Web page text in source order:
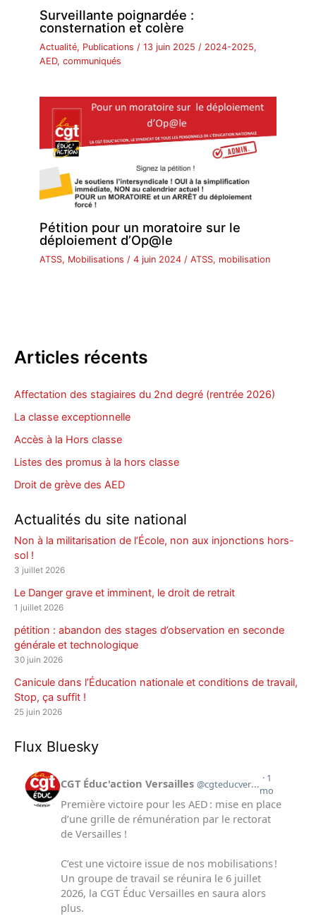
Surveillante poignardée :
consternation et colère
Actualité, Publications /13 juin 2025/ 2024-2025,
AED,communiqués
Pétition pour un moratoire sur le
déploiement d’Op@le
ATSS, Mobilisations /4 juin 2024/ATSS, mobilisation
Articles récents
Affectation des stagiaires du 2nd degré (rentrée 2026)
La classe exceptionnelle
Accès à la Hors classe
Listes des promus à la hors classe
Droit de grève des AED
Actualités du site national
Non à la militarisation de l’École, non aux injonctions hors-
sol !
3 juillet 2026
Le Danger grave et imminent, le droit de retrait
1 juillet 2026
pétition : abandon des stages d’observation en seconde
générale et technologique
30 juin 2026
Canicule dans l’Éducation nationale et conditions de travail,
Stop, ça suffit !
25 juin 2026
Flux Bluesky